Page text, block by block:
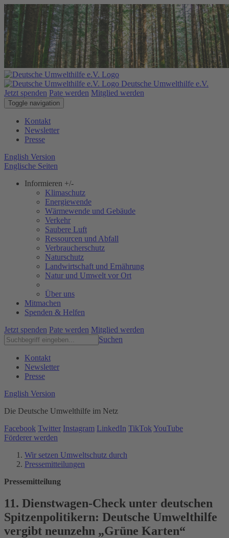
Deutsche Umwelthilfe e.V.
Jetzt spenden Pate werden Mitglied werden
Toggle navigation
Kontakt
Newsletter
Presse
English Version
Englische Seiten
Informieren +/-
Klimaschutz
Energiewende
Wärmewende und Gebäude
Verkehr
Saubere Luft
Ressourcen und Abfall
Verbraucherschutz
Naturschutz
Landwirtschaft und Ernährung
Natur und Umwelt vor Ort
Über uns
Mitmachen
Spenden & Helfen
Jetzt spenden Pate werden Mitglied werden
Suchen
Kontakt
Newsletter
Presse
English Version
Die Deutsche Umwelthilfe im Netz
Facebook Twitter Instagram LinkedIn TikTok YouTube
Förderer werden
Wir setzen Umweltschutz durch
Pressemitteilungen
Pressemitteilung
11. Dienstwagen-Check unter deutschen
Spitzenpolitikern: Deutsche Umwelthilfe
vergibt neunzehn „Grüne Karten“